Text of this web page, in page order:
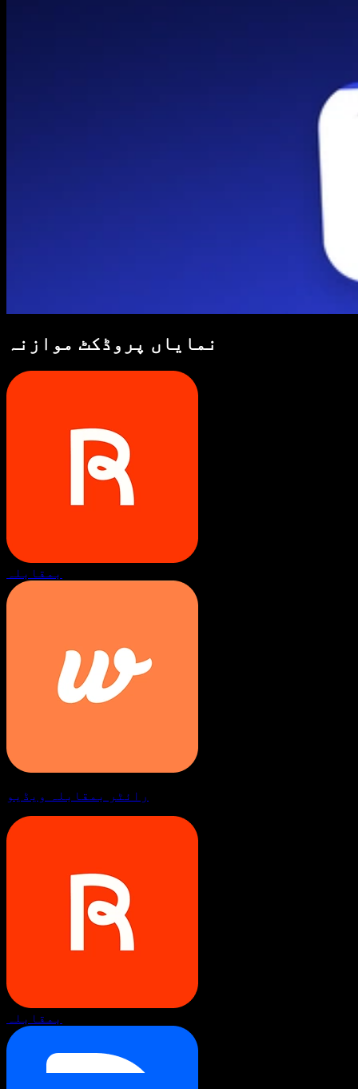
نمایاں پروڈکٹ موازنہ
بمقابلہ
رائٹر بمقابلہ ویڈیو
بمقابلہ